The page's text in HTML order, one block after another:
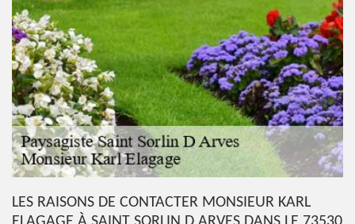
LES RAISONS DE CONTACTER MONSIEUR KARL